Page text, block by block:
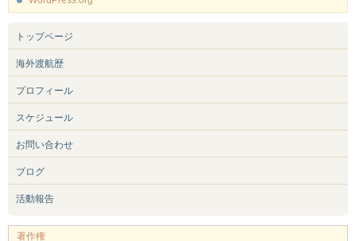
トップページ
海外渡航歴
プロフィール
スケジュール
お問い合わせ
ブログ
活動報告
著作権